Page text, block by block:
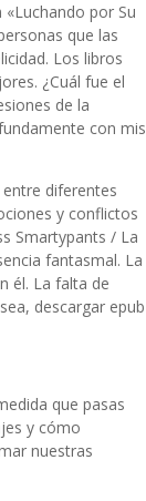
por Su
que las
Los libros
¿Cuál fue el
de la
con mis
diferentes
y conflictos
Smartypants / La
fantasmal. La
él. La falta de
descargar epub
que pasas
y cómo
nuestras